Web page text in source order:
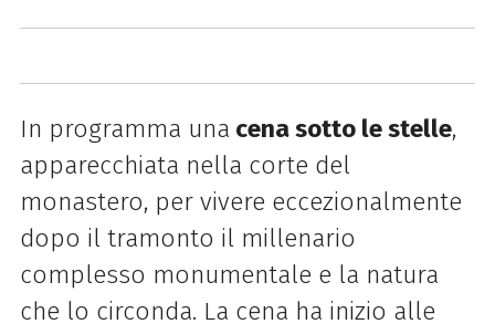
In programma una cena sotto le stelle,
apparecchiata nella corte del
monastero, per vivere eccezionalmente
dopo il tramonto il millenario
complesso monumentale e la natura
che lo circonda. La cena ha inizio alle